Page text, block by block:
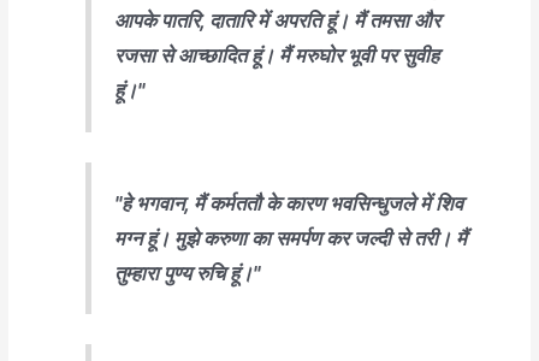
आपके पातरि, दातारि में अपरति हूं। मैं तमसा और
रजसा से आच्छादित हूं। मैं मरुघोर भूवी पर सुवीह
हूं।"
"हे भगवान, मैं कर्मततौ के कारण भवसिन्धुजले में शिव
मग्न हूं। मुझे करुणा का समर्पण कर जल्दी से तरी। मैं
तुम्हारा पुण्य रुचि हूं।"